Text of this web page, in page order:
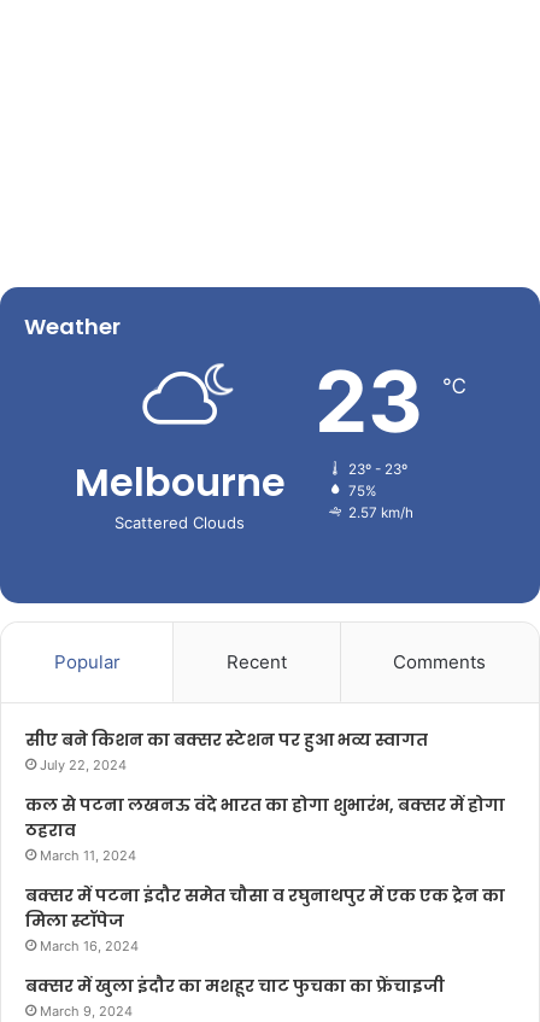
Weather
Melbourne
Scattered Clouds
23 ℃
23º - 23º
75%
2.57 km/h
Popular Recent Comments
सीए बने किशन का बक्सर स्टेशन पर हुआ भव्य स्वागत
July 22, 2024
कल से पटना लखनऊ वंदे भारत का होगा शुभारंभ, बक्सर में होगा
ठहराव
March 11, 2024
बक्सर में पटना इंदौर समेत चौसा व रघुनाथपुर में एक एक ट्रेन का
मिला स्टॉपेज
March 16, 2024
बक्सर में खुला इंदौर का मशहूर चाट फुचका का फ्रेंचाइजी
March 9, 2024